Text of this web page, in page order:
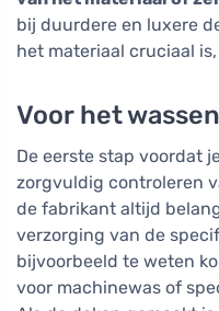
bij duurdere en luxere
het materiaal cruciaal
Voor het
De eerste stap voordat
zorgvuldig controleren
de fabrikant altijd
verzorging van de
bijvoorbeeld te weten
voor machinewas of